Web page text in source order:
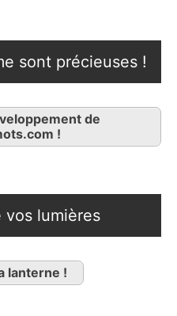
sont précieuses !
de
!
vos lumières
lanterne !